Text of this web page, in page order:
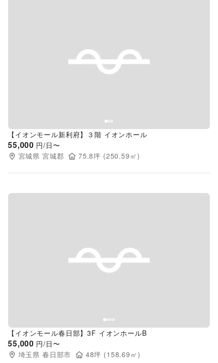
Previous slide
【イオンモール新利府】３階 イオンホール
55,000 円/日〜
宮城県 宮城郡 75.8坪 (250.59 ㎡)
Previous slide
【イオンモール春日部】3F イオンホールB
55,000 円/日〜
埼玉県 春日部市 48坪 (158.69 ㎡)